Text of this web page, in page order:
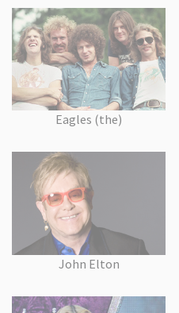
Eagles (the)
John Elton